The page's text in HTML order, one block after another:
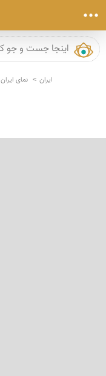
ایران نمای ایران